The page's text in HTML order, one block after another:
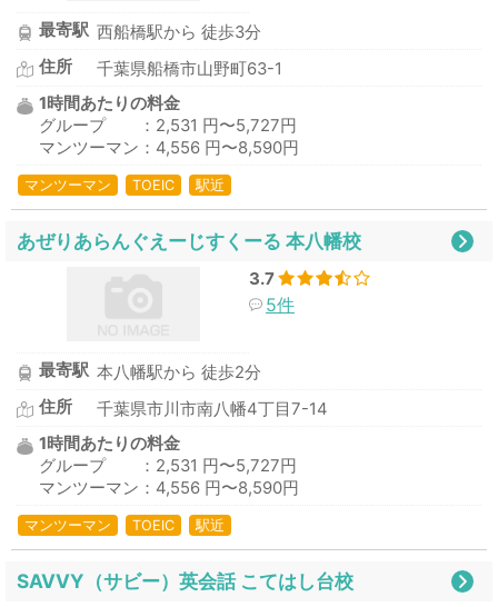
最寄駅 西船橋駅から 徒歩3分
住所
千葉県船橋市山野町63-1
1時間あたりの料金
グループ ：2,531 円〜5,727円
マンツーマン：4,556 円〜8,590円
マンツーマン TOEIC 駅近
あぜりあらんぐえーじすくーる 本八幡校
3.7
5件
最寄駅 本八幡駅から 徒歩2分
住所
千葉県市川市南八幡4丁目7-14
1時間あたりの料金
グループ ：2,531 円〜5,727円
マンツーマン：4,556 円〜8,590円
マンツーマン TOEIC 駅近
SAVVY（サビー）英会話 こてはし台校